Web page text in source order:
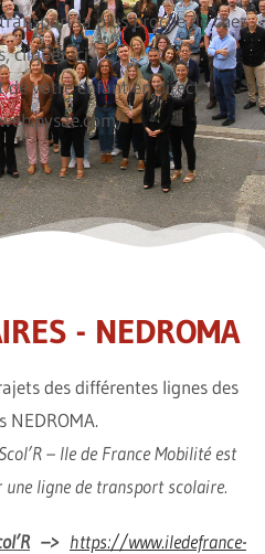
la plus proche de chez
cliquez ici.
de votre enfant en direct :
- NEDROMA
des différentes lignes des
NEDROMA.
– Ile de France Mobilité est
ligne de transport scolaire.
–> https://www.iledefrance-